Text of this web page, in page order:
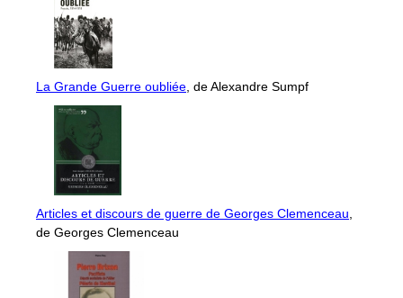
La Grande Guerre oubliée , de Alexandre Sumpf
Articles et discours de guerre de Georges Clemenceau
de Georges Clemenceau